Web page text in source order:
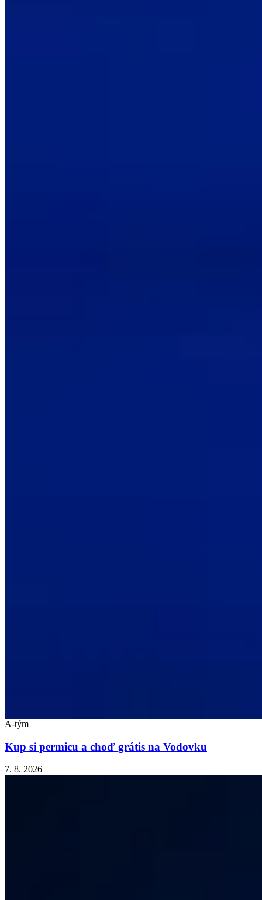
A-tým
Kup si permicu a choď grátis na Vodovku
7. 8. 2026